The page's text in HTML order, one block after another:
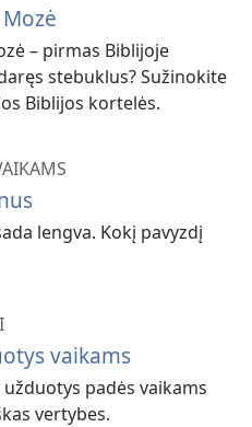
– pirmas Biblijoje
stebuklus? Sužinokite
Biblijos kortelės.
lengva. Kokį pavyzdį
vaikams
padės vaikams
vertybes.